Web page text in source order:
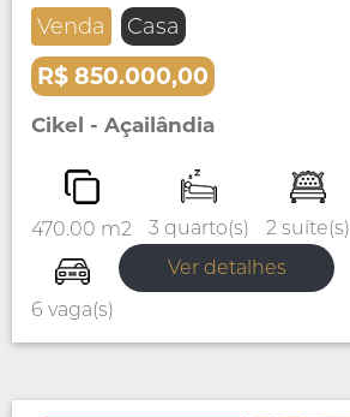
Venda Casa
R$ 850.000,00
Cikel - Açailândia
470.00 m2 3 quarto(s) 2 suíte(s)
6 vaga(s)
Ver detalhes